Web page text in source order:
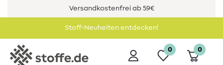
Versandkostenfrei ab 59€
Stoff-Neuheiten entdecken!
0 0